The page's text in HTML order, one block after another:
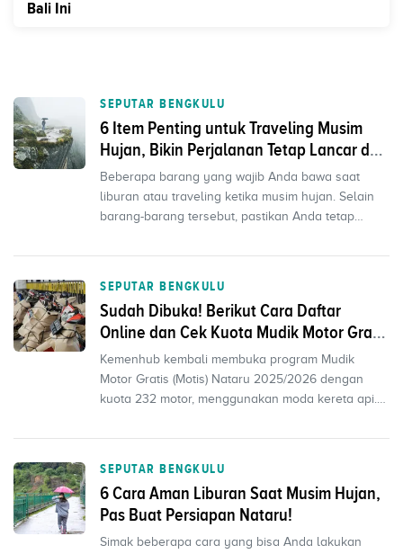
Bali Ini
SEPUTAR BENGKULU
6 Item Penting untuk Traveling Musim
Hujan, Bikin Perjalanan Tetap Lancar dan
Seru
Beberapa barang yang wajib Anda bawa saat
liburan atau traveling ketika musim hujan. Selain
barang-barang tersebut, pastikan Anda tetap
SEPUTAR BENGKULU
Sudah Dibuka! Berikut Cara Daftar
Online dan Cek Kuota Mudik Motor Gratis
2025
Kemenhub kembali membuka program Mudik
Motor Gratis (Motis) Nataru 2025/2026 dengan
kuota 232 motor, menggunakan moda kereta api.
SEPUTAR BENGKULU
6 Cara Aman Liburan Saat Musim Hujan,
Pas Buat Persiapan Nataru!
Simak beberapa cara yang bisa Anda lakukan